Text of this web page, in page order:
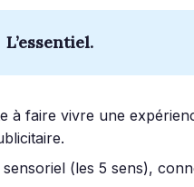
L’essentiel.
à faire vivre une
sensoriel (les 5 sens),